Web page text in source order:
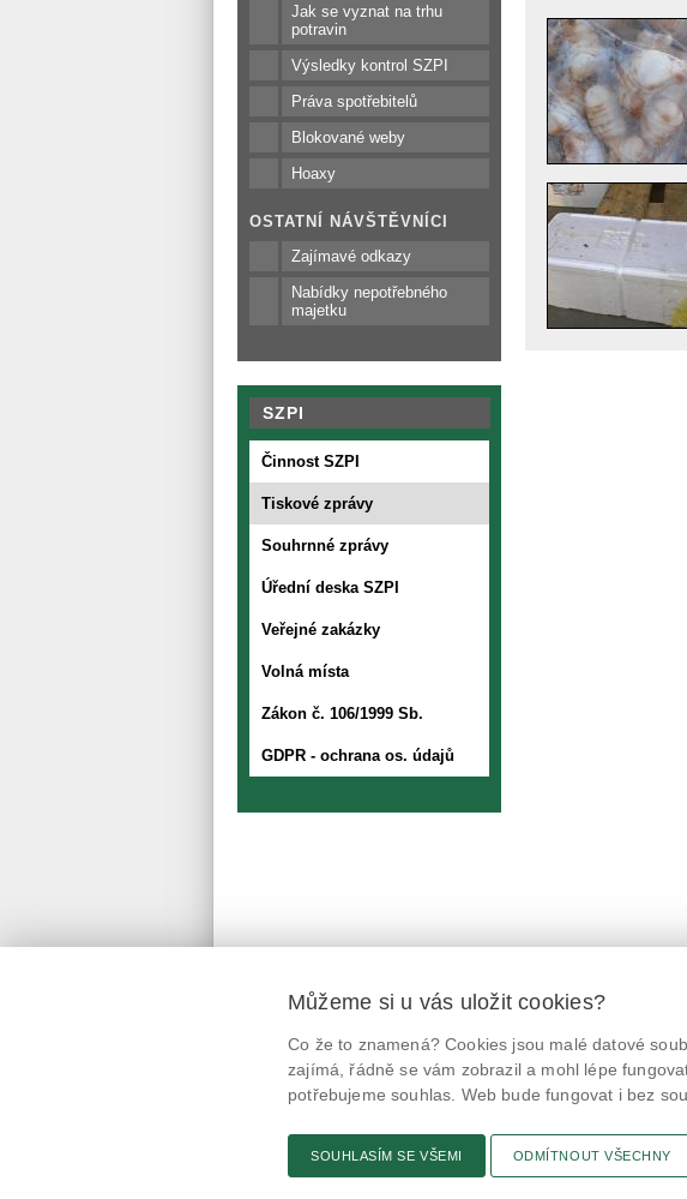
Jak se vyznat na trhu
potravin
Výsledky kontrol SZPI
Práva spotřebitelů
Blokované weby
Hoaxy
OSTATNÍ NÁVŠTĚVNÍCI
Zajímavé odkazy
Nabídky nepotřebného
majetku
SZPI
Činnost SZPI
Tiskové zprávy
Souhrnné zprávy
Úřední deska SZPI
Veřejné zakázky
Volná místa
Zákon č. 106/1999 Sb.
GDPR - ochrana os. údajů
@potravinynapranyri @NaPranyri
@SZPIjobs
©
ID
Můžeme si u vás uložit cookies?
Co že to znamená? Cookies jsou malé datové
zajímá, řádně se vám zobrazil a mohl lépe
potřebujeme souhlas. Web bude fungovat i bez
SOUHLASÍM SE VŠEMI ODMÍTNOUT VŠECHNY